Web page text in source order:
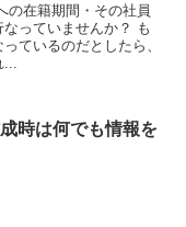
の在籍期間・その社員
っていませんか？ も
ているのだとしたら、
時は何でも情報を